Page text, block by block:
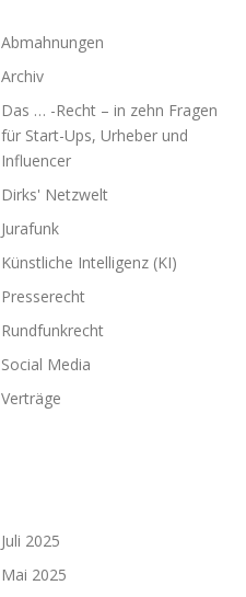
Abmahnungen
Archiv
Das … -Recht – in zehn Fragen
für Start-Ups, Urheber und
Influencer
Dirks' Netzwelt
Jurafunk
Künstliche Intelligenz (KI)
Presserecht
Rundfunkrecht
Social Media
Verträge
Juli 2025
Mai 2025